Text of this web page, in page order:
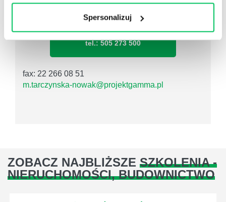
Spersonalizuj
Specjalista ds. szkoleń
tel.: 505 273 500
fax: 22 266 08 51
m.tarczynska-nowak@projektgamma.pl
ZOBACZ NAJBLIŻSZE SZKOLENIA -
NIERUCHOMOŚCI, BUDOWNICTWO